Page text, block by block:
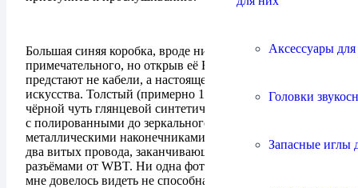
Аксессуары
Головки
Запасные иглы
Большая синяя коробка, вроде ничего
примечательного, но открыв её Вашему взору
предстают не кабели, а настоящее произведение
искусства. Толстый (примерно 15 мм) в идеально
чёрной чуть глянцевой синтетической оплётке кабель,
с полированными до зеркального блеска
металлическими наконечниками, из которых выходят
два витых провода, заканчивающихся легендарными
разъёмами от WBT. Ни одна фотография из тех, что
мне довелось видеть не способна передать всей